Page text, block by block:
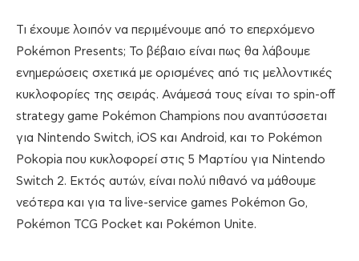
Τι έχουμε λοιπόν να περιμένουμε από το επερχόμενο
Pokémon Presents; Το βέβαιο είναι πως θα λάβουμε
ενημερώσεις σχετικά με ορισμένες από τις μελλοντικές
κυκλοφορίες της σειράς. Ανάμεσά τους είναι το spin-off
strategy game Pokémon Champions που αναπτύσσεται
για Nintendo Switch, iOS και Android, και το Pokémon
Pokopia που κυκλοφορεί στις 5 Μαρτίου για Nintendo
Switch 2. Εκτός αυτών, είναι πολύ πιθανό να μάθουμε
νεότερα και για τα live-service games Pokémon Go,
Pokémon TCG Pocket και Pokémon Unite.